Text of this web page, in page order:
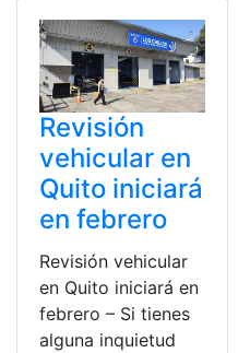
Revisión
vehicular en
Quito iniciará
en febrero
Revisión vehicular
en Quito iniciará en
febrero – Si tienes
alguna inquietud